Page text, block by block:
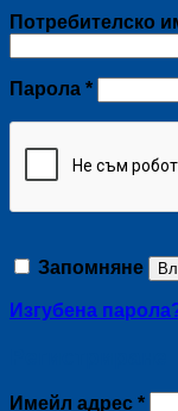
Потребителско
Парола *
Запомняне
Изгубена
Имейл адрес *